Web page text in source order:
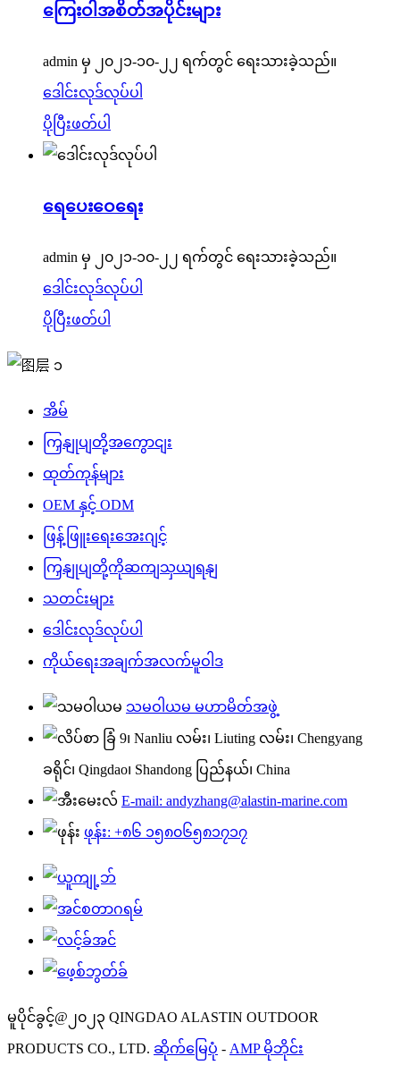
ကြေးဝါအစိတ်အပိုင်းများ
admin မှ ၂၀၂၁-၁၀-၂၂ ရက်တွင် ရေးသားခဲ့သည်။
ဒေါင်းလုဒ်လုပ်ပါ
ပိုပြီးဖတ်ပါ
ရေပေးဝေရေး
admin မှ ၂၀၂၁-၁၀-၂၂ ရက်တွင် ရေးသားခဲ့သည်။
ဒေါင်းလုဒ်လုပ်ပါ
ပိုပြီးဖတ်ပါ
အိမ်
ကြှနျုပျတို့အကွောငျး
ထုတ်ကုန်များ
OEM နှင့် ODM
ဖြန့်ဖြူးရေးအေးဂျင့်
ကြှနျုပျတို့ကိုဆကျသှယျရနျ
သတင်းများ
ဒေါင်းလုဒ်လုပ်ပါ
ကိုယ်ရေးအချက်အလက်မူဝါဒ
သမဝါယမ မဟာမိတ်အဖွဲ့
ခြံ 9၊ Nanliu လမ်း၊ Liuting လမ်း၊ Chengyang
ခရိုင်၊ Qingdao၊ Shandong ပြည်နယ်၊ China
E-mail: andyzhang@alastin-marine.com
ဖုန်း: +၈၆ ၁၅၈၀၆၅၈၁၇၁၇
မူပိုင်ခွင့်@၂၀၂၃ QINGDAO ALASTIN OUTDOOR
PRODUCTS CO., LTD. ဆိုက်မြေပုံ - AMP မိုဘိုင်း